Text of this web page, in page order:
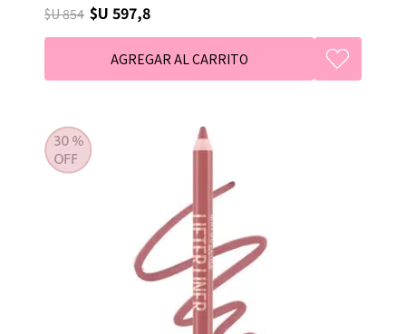
$U 854 $U 597,8